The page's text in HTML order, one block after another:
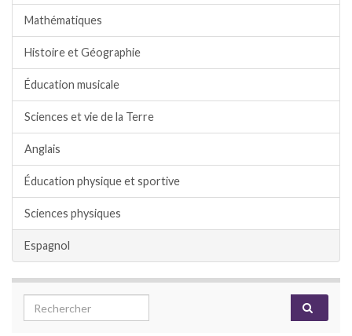
Mathématiques
Histoire et Géographie
Éducation musicale
Sciences et vie de la Terre
Anglais
Éducation physique et sportive
Sciences physiques
Espagnol
Search for: